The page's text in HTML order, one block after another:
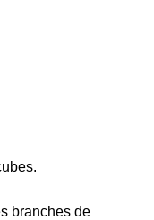
branches de